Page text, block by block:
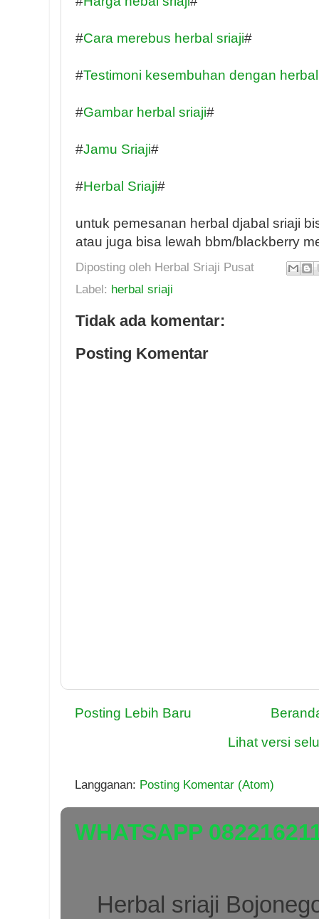
#Cara merebus herbal sriaji#
#Testimoni kesembuhan dengan
#Gambar herbal sriaji#
#Jamu Sriaji#
#Herbal Sriaji#
untuk pemesanan herbal djabal sriaji
atau juga bisa lewah bbm/blackberry
Diposting oleh Herbal Sriaji Pusat
Label: herbal sriaji
Tidak ada komentar:
Posting Komentar
Posting Lebih Baru
Lihat versi
Langganan: Posting Komentar (Atom)
WHATSAPP
Herbal sriaji